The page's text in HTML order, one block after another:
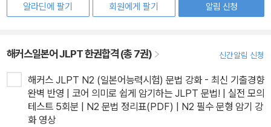
알라딘에 팔기
회원에게 팔기
알림 신청
해커스일본어 JLPT 한권합격 (총 7권) 신간알림 신청
해커스 JLPT N2 (일본어능력시험) 문법 강화 - 최신 기출경향
완벽 반영 | 코어 의미로 쉽게 암기하는 JLPT 문법! | 실전 모의
테스트 5회분 | N2 문법 정리표(PDF) | N2 필수 문형 암기 강
화 영상